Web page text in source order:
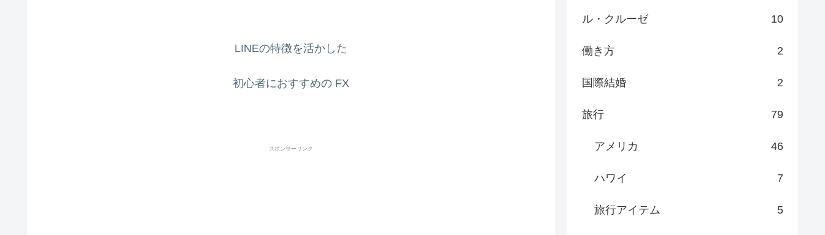
LINEの特徴を活かした
初心者におすすめの FX
スポンサーリンク
ル・クルーゼ 10
働き方 2
国際結婚 2
旅行 79
アメリカ 46
ハワイ 7
旅行アイテム 5